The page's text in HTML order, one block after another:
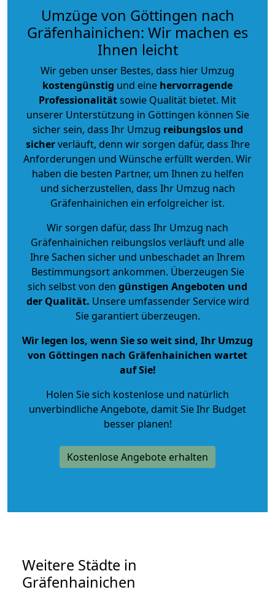
Umzüge von Göttingen nach
Gräfenhainichen: Wir machen es
Ihnen leicht
Wir geben unser Bestes, dass hier Umzug
kostengünstig und eine hervorragende
Professionalitätsowie Qualität bietet. Mit
unserer Unterstützung in Göttingen können Sie
sicher sein, dass Ihr Umzug reibungslos und
sicherverläuft, denn wir sorgen dafür, dass Ihre
Anforderungen und Wünsche erfüllt werden. Wir
haben die besten Partner, um Ihnen zu helfen
und sicherzustellen, dass Ihr Umzug nach
Gräfenhainichen ein erfolgreicher ist.
Wir sorgen dafür, dass Ihr Umzug nach
Gräfenhainichen reibungslos verläuft und alle
Ihre Sachen sicher und unbeschadet an Ihrem
Bestimmungsort ankommen. Überzeugen Sie
sich selbst von den günstigen Angeboten und
der Qualität. Unsere umfassender Service wird
Sie garantiert überzeugen.
Wir legen los, wenn Sie so weit sind, Ihr Umzug
von Göttingen nach Gräfenhainichen wartet
auf Sie!
Holen Sie sich kostenlose und natürlich
unverbindliche Angebote, damit Sie Ihr Budget
besser planen!
Kostenlose Angebote erhalten
Weitere Städte in
Gräfenhainichen